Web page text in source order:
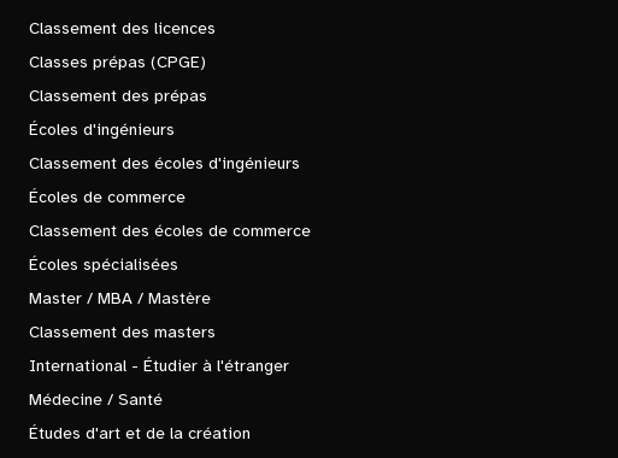
Classement des licences
Classes prépas (CPGE)
Classement des prépas
Écoles d'ingénieurs
Classement des écoles d'ingénieurs
Écoles de commerce
Classement des écoles de commerce
Écoles spécialisées
Master / MBA / Mastère
Classement des masters
International - Étudier à l'étranger
Médecine / Santé
Études d'art et de la création